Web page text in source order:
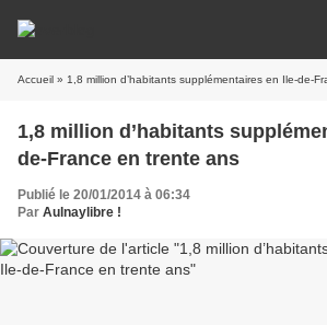
Accueil » 1,8 million d’habitants supplémentaires en Ile-de-
1,8 million d’habitants
de-France en trente ans
Publié le 20/01/2014 à 06:34
Par Aulnaylibre !